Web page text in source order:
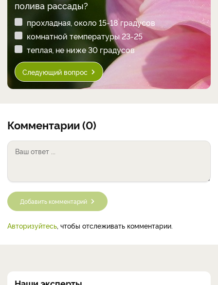
полива рассады?
прохладная, около 15-18 градусов
комнатной температуры 23-25
теплая, не ниже 30 градусов
Следующий вопрос
Комментарии (0)
Добавить комментарий
Авторизуйтесь, чтобы отслеживать комментарии.